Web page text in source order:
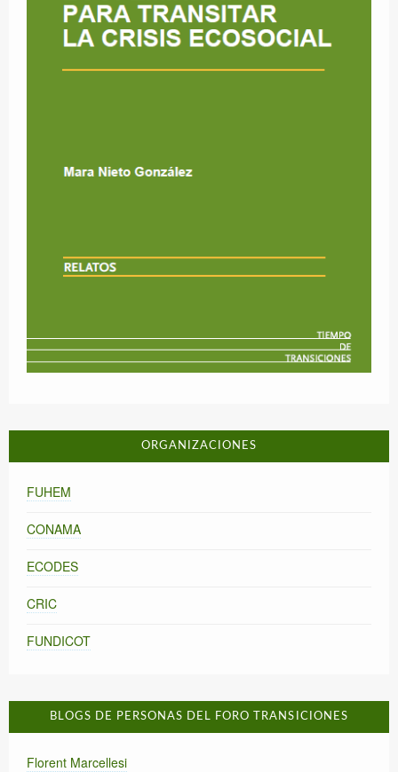
ORGANIZACIONES
FUHEM
CONAMA
ECODES
CRIC
FUNDICOT
BLOGS DE PERSONAS DEL FORO TRANSICIONES
Florent Marcellesi